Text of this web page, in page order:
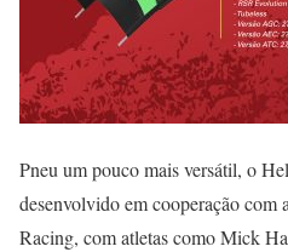
Pneu um pouco mais versátil, o
desenvolvido em cooperação
Racing, com atletas como Mick